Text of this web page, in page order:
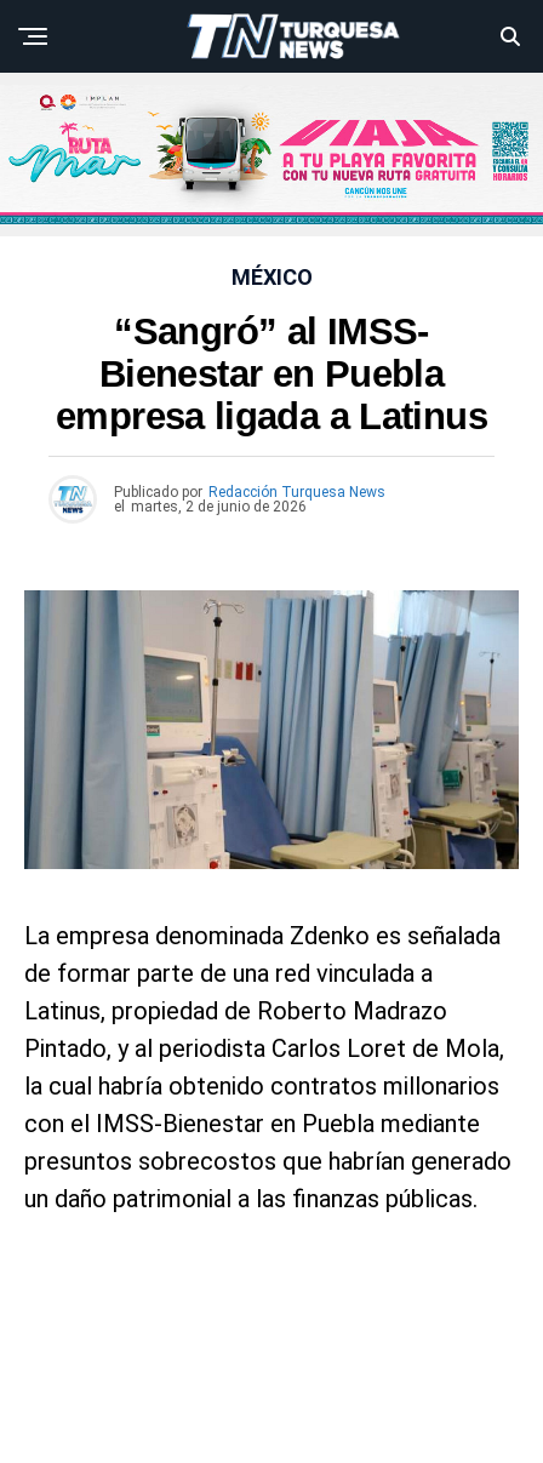
MÉXICO
“Sangró” al IMSS-
Bienestar en Puebla
empresa ligada a Latinus
Publicado por Redacción Turquesa News
el
martes, 2 de junio de 2026
La empresa denominada Zdenko es señalada
de formar parte de una red vinculada a
Latinus, propiedad de Roberto Madrazo
Pintado, y al periodista Carlos Loret de Mola,
la cual habría obtenido contratos millonarios
con el IMSS-Bienestar en Puebla mediante
presuntos sobrecostos que habrían generado
un daño patrimonial a las finanzas públicas.